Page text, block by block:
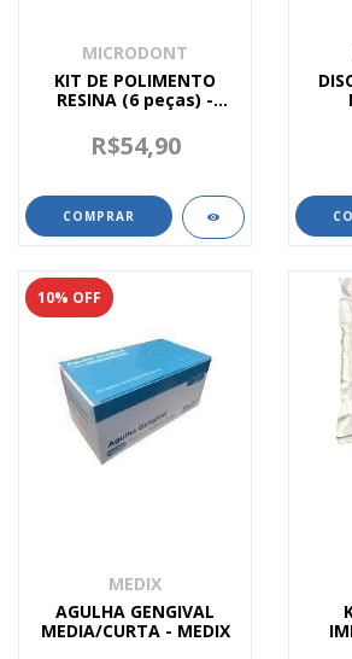
MICRODONT
KIT DE POLIMENTO
RESINA (6 peças) -
R$54,90
10% OFF
MEDIX
AGULHA GENGIVAL
MEDIA/CURTA - MEDIX